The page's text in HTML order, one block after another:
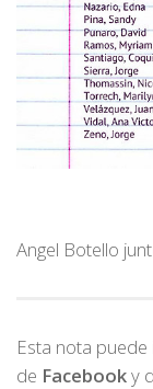
Angel Botello
Esta nota
de Facebooky